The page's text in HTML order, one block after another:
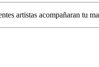
artistas acompañaran tu